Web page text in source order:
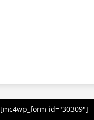
[mc4wp_form id="30309"]